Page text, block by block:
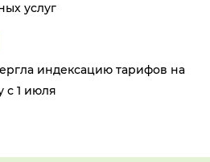
услуг
индексацию тарифов на
с 1 июля